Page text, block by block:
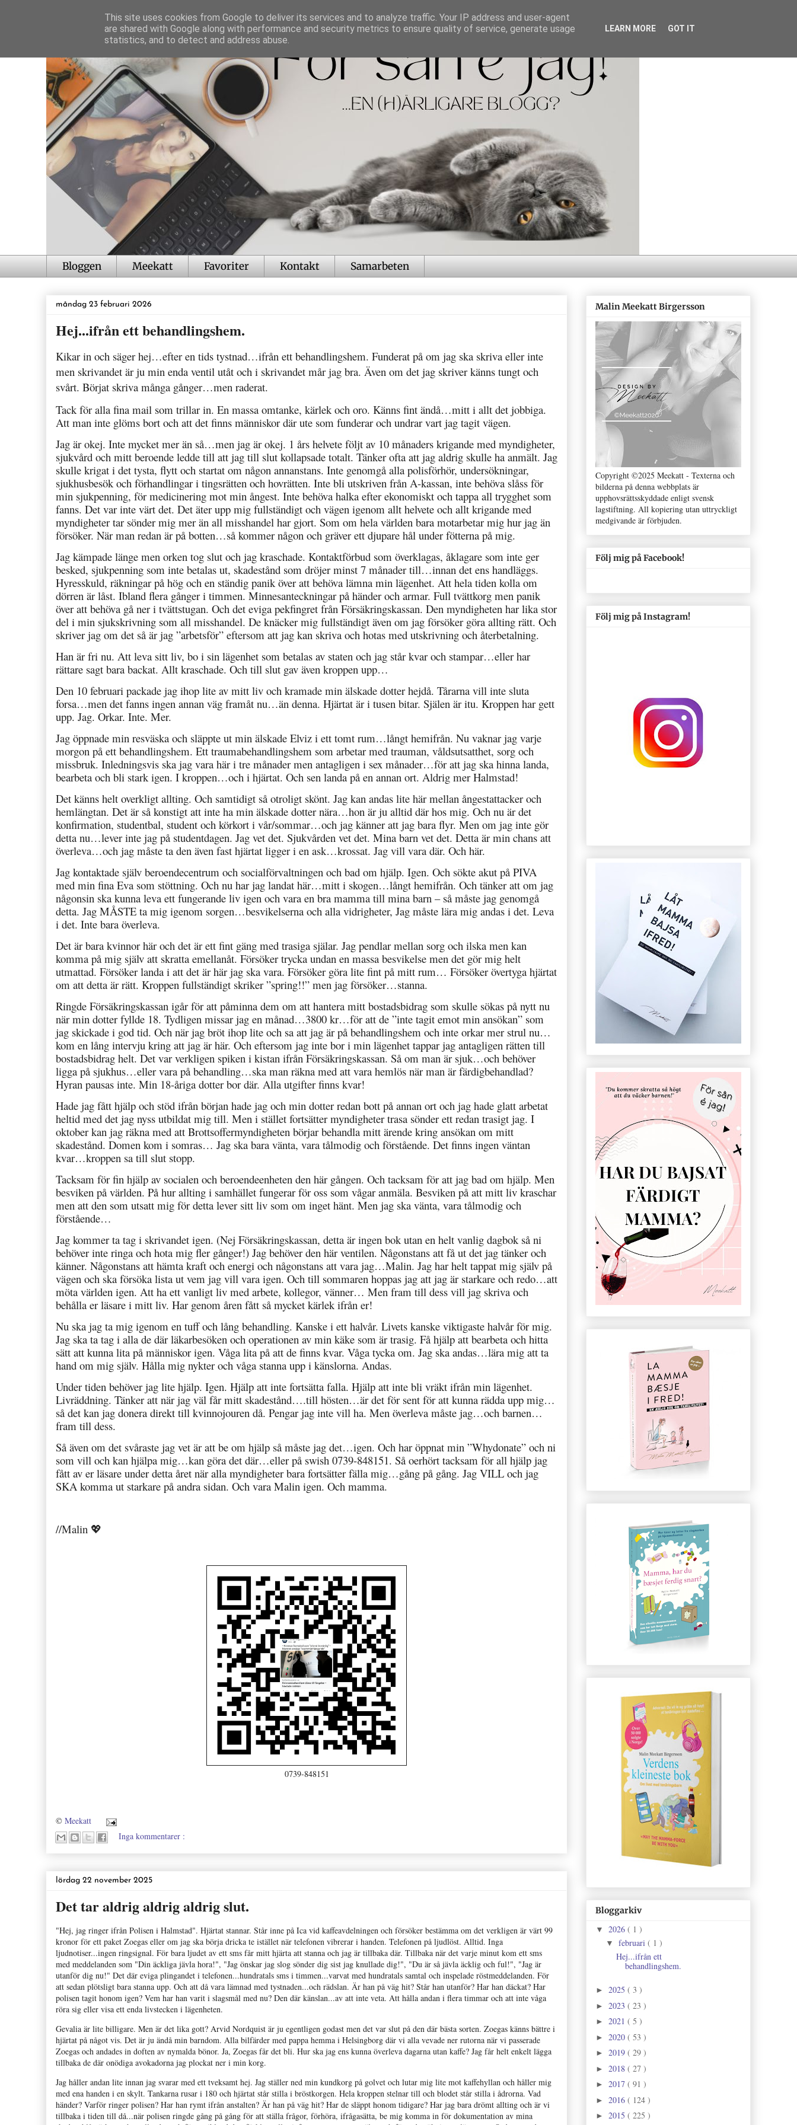
Bloggen Meekatt Favoriter Kontakt Samarbeten
måndag 23 februari 2026
Hej...ifrån ett behandlingshem.
Kikar in och säger hej…efter en tids tystnad…ifrån ett behandlingshem. Funderat på om jag ska skriva eller inte
men skrivandet är ju min enda ventil utåt och i skrivandet mår jag bra. Även om det jag skriver känns tungt och
svårt. Börjat skriva många gånger…men raderat.
Tack för alla fina mail som trillar in. En massa omtanke, kärlek och oro. Känns fint ändå…mitt i allt det jobbiga.
Att man inte glöms bort och att det finns människor där ute som funderar och undrar vart jag tagit vägen.
Jag är okej. Inte mycket mer än så…men jag är okej. 1 års helvete följt av 10 månaders krigande med myndigheter,
sjukvård och mitt beroende ledde till att jag till slut kollapsade totalt. Tänker ofta att jag aldrig skulle ha anmält. Jag
skulle krigat i det tysta, flytt och startat om någon annanstans. Inte genomgå alla polisförhör, undersökningar,
sjukhusbesök och förhandlingar i tingsrätten och hovrätten. Inte bli utskriven från A-kassan, inte behöva slåss för
min sjukpenning, för medicinering mot min ångest. Inte behöva halka efter ekonomiskt och tappa all trygghet som
fanns. Det var inte värt det. Det äter upp mig fullständigt och vägen igenom allt helvete och allt krigande med
myndigheter tar sönder mig mer än all misshandel har gjort. Som om hela världen bara motarbetar mig hur jag än
försöker. När man redan är på botten…så kommer någon och gräver ett djupare hål under fötterna på mig.
Jag kämpade länge men orken tog slut och jag kraschade. Kontaktförbud som överklagas, åklagare som inte ger
besked, sjukpenning som inte betalas ut, skadestånd som dröjer minst 7 månader till…innan det ens handläggs.
Hyresskuld, räkningar på hög och en ständig panik över att behöva lämna min lägenhet. Att hela tiden kolla om
dörren är låst. Ibland flera gånger i timmen. Minnesanteckningar på händer och armar. Full tvättkorg men panik
över att behöva gå ner i tvättstugan. Och det eviga pekfingret från Försäkringskassan. Den myndigheten har lika stor
del i min sjukskrivning som all misshandel. De knäcker mig fullständigt även om jag försöker göra allting rätt. Och
skriver jag om det så är jag ”arbetsför” eftersom att jag kan skriva och hotas med utskrivning och återbetalning.
Han är fri nu. Att leva sitt liv, bo i sin lägenhet som betalas av staten och jag står kvar och stampar…eller har
rättare sagt bara backat. Allt kraschade. Och till slut gav även kroppen upp…
Den 10 februari packade jag ihop lite av mitt liv och kramade min älskade dotter hejdå. Tårarna vill inte sluta
forsa…men det fanns ingen annan väg framåt nu…än denna. Hjärtat är i tusen bitar. Själen är itu. Kroppen har gett
upp. Jag. Orkar. Inte. Mer.
Jag öppnade min resväska och släppte ut min älskade Elviz i ett tomt rum…långt hemifrån. Nu vaknar jag varje
morgon på ett behandlingshem. Ett traumabehandlingshem som arbetar med trauman, våldsutsatthet, sorg och
missbruk. Inledningsvis ska jag vara här i tre månader men antagligen i sex månader…för att jag ska hinna landa,
bearbeta och bli stark igen. I kroppen…och i hjärtat. Och sen landa på en annan ort. Aldrig mer Halmstad!
Det känns helt overkligt allting. Och samtidigt så otroligt skönt. Jag kan andas lite här mellan ångestattacker och
hemlängtan. Det är så konstigt att inte ha min älskade dotter nära…hon är ju alltid där hos mig. Och nu är det
konfirmation, studentbal, student och körkort i vår/sommar…och jag känner att jag bara flyr. Men om jag inte gör
detta nu…lever inte jag på studentdagen. Jag vet det. Sjukvården vet det. Mina barn vet det. Detta är min chans att
överleva…och jag måste ta den även fast hjärtat ligger i en ask…krossat. Jag vill vara där. Och här.
Jag kontaktade själv beroendecentrum och socialförvaltningen och bad om hjälp. Igen. Och sökte akut på PIVA
med min fina Eva som stöttning. Och nu har jag landat här…mitt i skogen…långt hemifrån. Och tänker att om jag
någonsin ska kunna leva ett fungerande liv igen och vara en bra mamma till mina barn – så måste jag genomgå
detta. Jag MÅSTE ta mig igenom sorgen…besvikelserna och alla vidrigheter, Jag måste lära mig andas i det. Leva
i det. Inte bara överleva.
Det är bara kvinnor här och det är ett fint gäng med trasiga själar. Jag pendlar mellan sorg och ilska men kan
komma på mig själv att skratta emellanåt. Försöker trycka undan en massa besvikelse men det gör mig helt
utmattad. Försöker landa i att det är här jag ska vara. Försöker göra lite fint på mitt rum… Försöker övertyga hjärtat
om att detta är rätt. Kroppen fullständigt skriker ”spring!!” men jag försöker…stanna.
Ringde Försäkringskassan igår för att påminna dem om att hantera mitt bostadsbidrag som skulle sökas på nytt nu
när min dotter fyllde 18. Tydligen missar jag en månad…3800 kr…för att de ”inte tagit emot min ansökan” som
jag skickade i god tid. Och när jag bröt ihop lite och sa att jag är på behandlingshem och inte orkar mer strul nu…
kom en lång intervju kring att jag är här. Och eftersom jag inte bor i min lägenhet tappar jag antagligen rätten till
bostadsbidrag helt. Det var verkligen spiken i kistan ifrån Försäkringskassan. Så om man är sjuk…och behöver
ligga på sjukhus…eller vara på behandling…ska man räkna med att vara hemlös när man är färdigbehandlad?
Hyran pausas inte. Min 18-åriga dotter bor där. Alla utgifter finns kvar!
Hade jag fått hjälp och stöd ifrån början hade jag och min dotter redan bott på annan ort och jag hade glatt arbetat
heltid med det jag nyss utbildat mig till. Men i stället fortsätter myndigheter trasa sönder ett redan trasigt jag. I
oktober kan jag räkna med att Brottsoffermyndigheten börjar behandla mitt ärende kring ansökan om mitt
skadestånd. Domen kom i somras… Jag ska bara vänta, vara tålmodig och förstående. Det finns ingen väntan
kvar…kroppen sa till slut stopp.
Tacksam för fin hjälp av socialen och beroendeenheten den här gången. Och tacksam för att jag bad om hjälp. Men
besviken på världen. På hur allting i samhället fungerar för oss som vågar anmäla. Besviken på att mitt liv kraschar
men att den som utsatt mig för detta lever sitt liv som om inget hänt. Men jag ska vänta, vara tålmodig och
förstående…
Jag kommer ta tag i skrivandet igen. (Nej Försäkringskassan, detta är ingen bok utan en helt vanlig dagbok så ni
behöver inte ringa och hota mig fler gånger!) Jag behöver den här ventilen. Någonstans att få ut det jag tänker och
känner. Någonstans att hämta kraft och energi och någonstans att vara jag…Malin. Jag har helt tappat mig själv på
vägen och ska försöka lista ut vem jag vill vara igen. Och till sommaren hoppas jag att jag är starkare och redo…att
möta världen igen. Att ha ett vanligt liv med arbete, kollegor, vänner… Men fram till dess vill jag skriva och
behålla er läsare i mitt liv. Har genom åren fått så mycket kärlek ifrån er!
Nu ska jag ta mig igenom en tuff och lång behandling. Kanske i ett halvår. Livets kanske viktigaste halvår för mig.
Jag ska ta tag i alla de där läkarbesöken och operationen av min käke som är trasig. Få hjälp att bearbeta och hitta
sätt att kunna lita på människor igen. Våga lita på att de finns kvar. Våga tycka om. Jag ska andas…lära mig att ta
hand om mig själv. Hålla mig nykter och våga stanna upp i känslorna. Andas.
Under tiden behöver jag lite hjälp. Igen. Hjälp att inte fortsätta falla. Hjälp att inte bli vräkt ifrån min lägenhet.
Livräddning. Tänker att när jag väl får mitt skadestånd….till hösten…är det för sent för att kunna rädda upp mig…
så det kan jag donera direkt till kvinnojouren då. Pengar jag inte vill ha. Men överleva måste jag…och barnen…
fram till dess.
Så även om det svåraste jag vet är att be om hjälp så måste jag det…igen. Och har öppnat min ”Whydonate” och ni
som vill och kan hjälpa mig…kan göra det där…eller på swish 0739-848151. Så oerhört tacksam för all hjälp jag
fått av er läsare under detta året när alla myndigheter bara fortsätter fälla mig…gång på gång. Jag VILL och jag
SKA komma ut starkare på andra sidan. Och vara Malin igen. Och mamma.
//Malin 💖
0739-848151
© Meekatt
Inga kommentarer :
lördag 22 november 2025
Det tar aldrig aldrig aldrig slut.
"Hej, jag ringer ifrån Polisen i Halmstad". Hjärtat stannar. Står inne på Ica vid kaffeavdelningen och försöker bestämma om det verkligen är värt 99
kronor för ett paket Zoegas eller om jag ska börja dricka te istället när telefonen vibrerar i handen. Telefonen på ljudlöst. Alltid. Inga
ljudnotiser...ingen ringsignal. För bara ljudet av ett sms får mitt hjärta att stanna och jag är tillbaka där. Tillbaka när det varje minut kom ett sms
med meddelanden som "Din äckliga jävla hora!", "Jag önskar jag slog sönder dig sist jag knullade dig!", "Du är så jävla äcklig och ful!", "Jag är
utanför dig nu!" Det där eviga plingandet i telefonen...hundratals sms i timmen...varvat med hundratals samtal och inspelade röstmeddelanden. För
att sedan plötsligt bara stanna upp. Och att då vara lämnad med tystnaden...och rädslan. Är han på väg hit? Står han utanför? Har han däckat? Har
polisen tagit honom igen? Vem har han varit i slagsmål med nu? Den där känslan...av att inte veta. Att hålla andan i flera timmar och att inte våga
röra sig eller visa ett enda livstecken i lägenheten.
Gevalia är lite billigare. Men är det lika gott? Arvid Nordquist är ju egentligen godast men det var slut på den där bästa sorten. Zoegas känns bättre i
hjärtat på något vis. Det är ju ändå min barndom. Alla bilfärder med pappa hemma i Helsingborg där vi alla vevade ner rutorna när vi passerade
Zoegas och andades in doften av nymalda bönor. Ja, Zoegas får det bli. Hur ska jag ens kunna överleva dagarna utan kaffe? Jag får helt enkelt lägga
tillbaka de där onödiga avokadorna jag plockat ner i min korg.
Jag håller andan lite innan jag svarar med ett tveksamt hej. Jag ställer ned min kundkorg på golvet och lutar mig lite mot kaffehyllan och håller mig
med ena handen i en skylt. Tankarna rusar i 180 och hjärtat står stilla i bröstkorgen. Hela kroppen stelnar till och blodet står stilla i ådrorna. Vad
händer? Varför ringer polisen? Har han rymt ifrån anstalten? Är han på väg hit? Har de släppt honom tidigare? Har jag bara drömt allting och är vi
tillbaka i tiden till då...när polisen ringde gång på gång för att ställa frågor, förhöra, ifrågasätta, be mig komma in för dokumentation av mina
Malin Meekatt Birgersson
Copyright ©2025 Meekatt - Texterna och
bilderna på denna webbplats är
upphovsrättsskyddade enligt svensk
lagstiftning. All kopiering utan uttryckligt
medgivande är förbjuden.
Följ mig på Facebook!
Följ mig på Instagram!
Bloggarkiv
▼ 2026 ( 1 )
▼ februari ( 1 )
Hej...ifrån ett
behandlingshem.
► 2025 ( 3 )
► 2023 ( 23 )
► 2021 ( 5 )
► 2020 ( 53 )
► 2019 ( 29 )
► 2018 ( 27 )
► 2017 ( 91 )
► 2016 ( 124 )
► 2015 ( 225 )
This site uses cookies from Google to deliver its services and to analyze traffic. Your IP address and user-agent
are shared with Google along with performance and security metrics to ensure quality of service, generate usage
statistics, and to detect and address abuse.
LEARN MORE GOT IT